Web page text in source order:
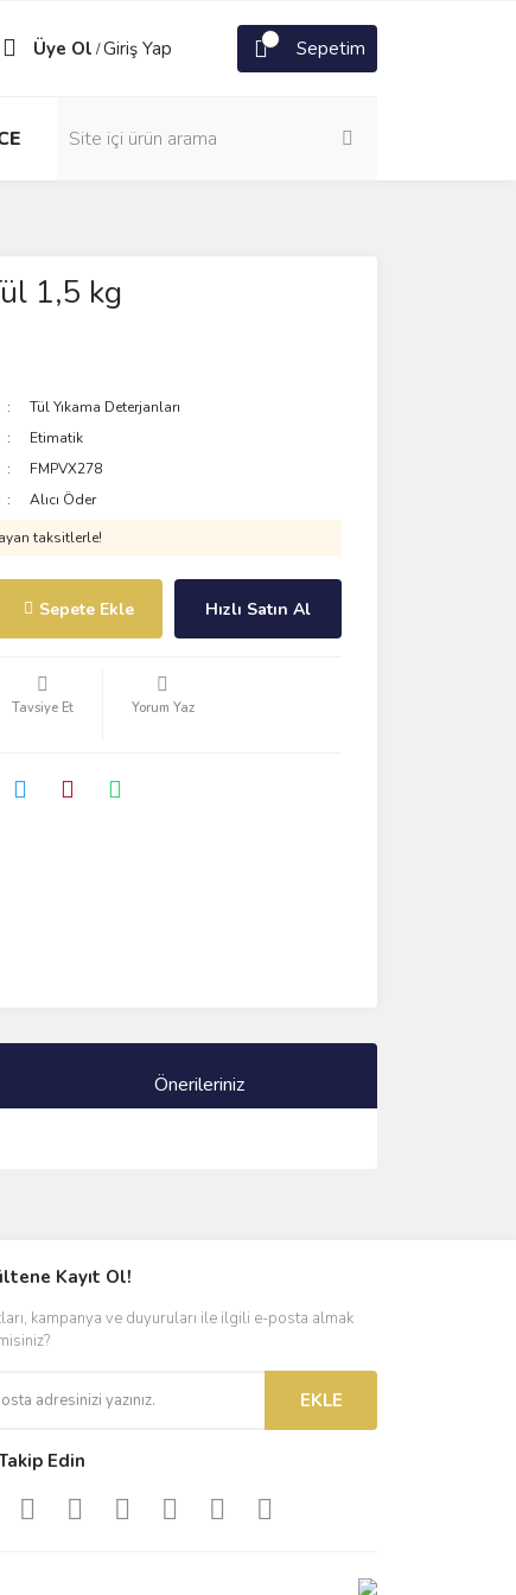
Üye Ol /Giriş Yap Sepetim
1,5 kg
Tül Yıkama Deterjanları
Etimatik
FMPVX278
Alıcı Öder
taksitlerle!
Sepete Ekle Hızlı Satın Al
Tavsiye Et Yorum Yaz
Önerileriniz
Kayıt Ol!
kampanya ve duyuruları ile ilgili e-posta almak
EKLE
Edin